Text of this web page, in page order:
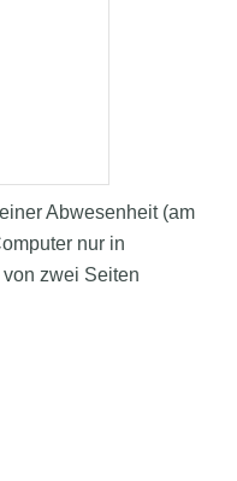
Abwesenheit (am
nur in
zwei Seiten